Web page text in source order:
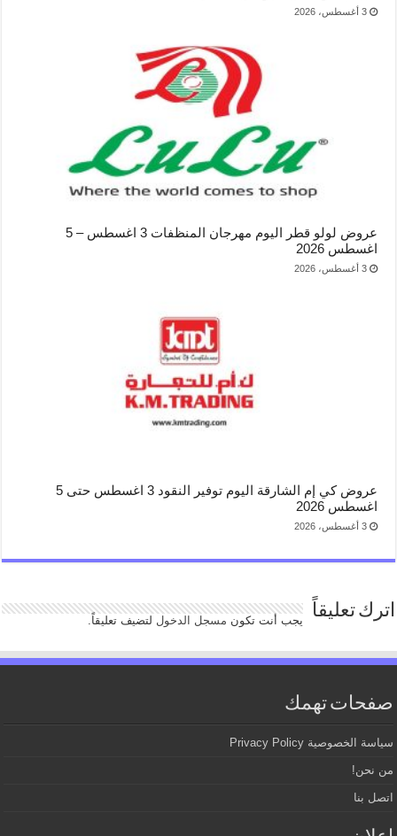
3 أغسطس، 2026
عروض لولو قطر اليوم مهرجان المنظفات 3 اغسطس – 5
اغسطس 2026
3 أغسطس، 2026
عروض كي إم الشارقة اليوم توفير النقود 3 اغسطس حتى 5
اغسطس 2026
3 أغسطس، 2026
اترك تعليقاً يجب أنت تكون مسجل الدخوللتضيف تعليقاً.
صفحات تهمك
سياسة الخصوصية Privacy Policy
من نحن!
اتصل بنا